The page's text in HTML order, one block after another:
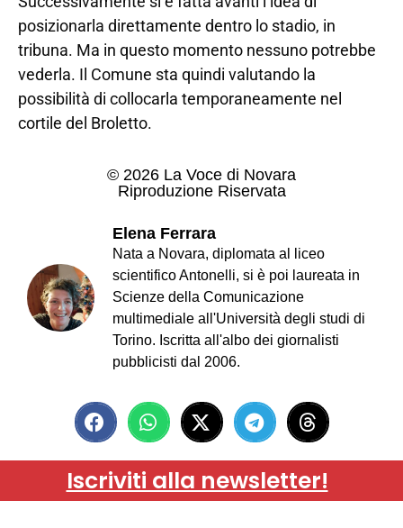
posizionarla direttamente dentro lo stadio, in
tribuna. Ma in questo momento nessuno potrebbe
vederla. Il Comune sta quindi valutando la
possibilità di collocarla temporaneamente nel
cortile del Broletto.
© 2026 La Voce di Novara
Riproduzione Riservata
Elena Ferrara
Nata a Novara, diplomata al liceo
scientifico Antonelli, si è poi laureata in
Scienze della Comunicazione
multimediale all'Università degli studi di
Torino. Iscritta all'albo dei giornalisti
pubblicisti dal 2006.
Iscriviti alla newsletter!